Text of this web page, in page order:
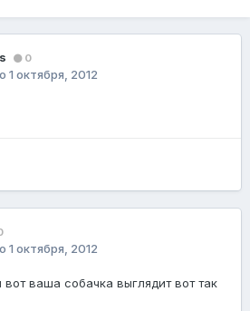
0
1 октября, 2012
1 октября, 2012
ваша собачка выглядит вот так